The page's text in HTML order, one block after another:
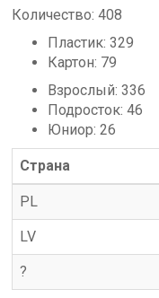
Количество: 408
Пластик: 329
Картон: 79
Взрослый: 336
Подросток: 46
Юниор: 26
Страна
PL
LV
?